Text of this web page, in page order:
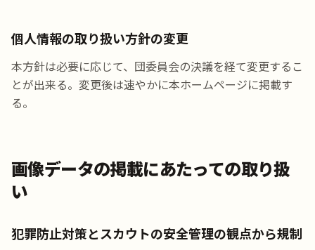
個人情報の取り扱い方針の変更
本方針は必要に応じて、団委員会の決議を経て変更するこ
とが出来る。変更後は速やかに本ホームページに掲載す
る。
画像データの掲載にあたっての取り扱
い
犯罪防止対策とスカウトの安全管理の観点から規制